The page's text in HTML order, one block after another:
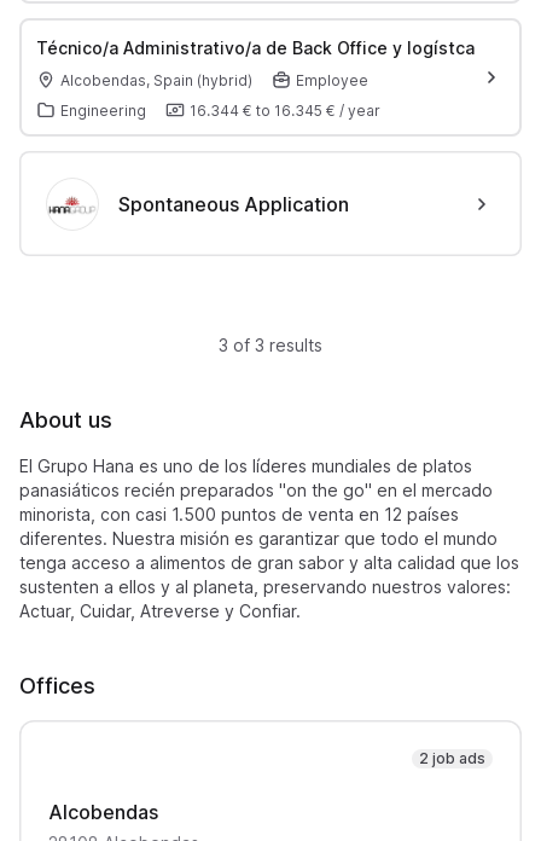
Técnico/a Administrativo/a de Back Office y logístca
Alcobendas, Spain (hybrid)
Employee
Engineering
16.344 € to 16.345 € / year
Spontaneous Application
3 of 3 results
About us
El Grupo Hana es uno de los líderes mundiales de platos
panasiáticos recién preparados "on the go" en el mercado
minorista, con casi 1.500 puntos de venta en 12 países
diferentes. Nuestra misión es garantizar que todo el mundo
tenga acceso a alimentos de gran sabor y alta calidad que los
sustenten a ellos y al planeta, preservando nuestros valores:
Actuar, Cuidar, Atreverse y Confiar.
Offices
2 job ads
Alcobendas